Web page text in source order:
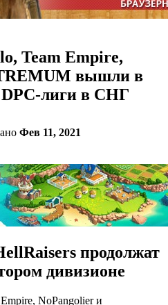
Team Empire,
вышли в
лиги в СНГ
Фев 11, 2021
продолжат
дивизионе